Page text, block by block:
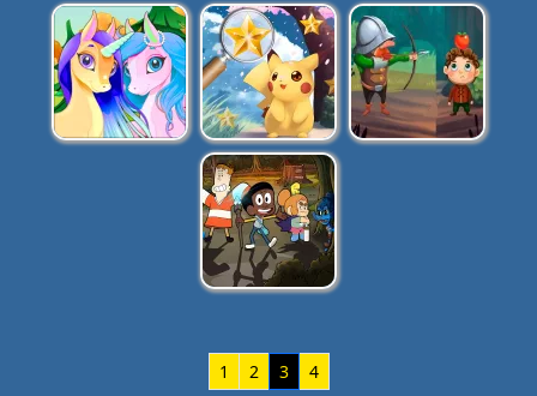
1 2 3 4